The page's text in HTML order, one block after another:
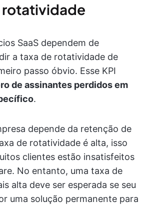
rotatividade
SaaS dependem de
a taxa de rotatividade de
passo óbvio. Esse KPI
de assinantes perdidos em
.
depende da retenção de
de rotatividade é alta, isso
clientes estão insatisfeitos
No entanto, uma taxa de
alta deve ser esperada se seu
uma solução permanente para